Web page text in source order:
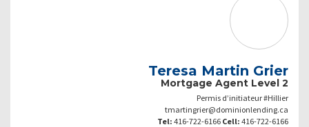
Teresa Martin Grier
Mortgage Agent Level 2
Permis d’initiateur #Hillier
tmartingrier@dominionlending.ca
Tel: 416-722-6166 Cell: 416-722-6166